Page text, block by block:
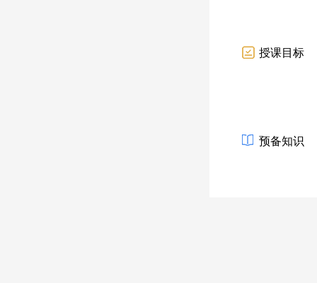
授课目标
预备知识